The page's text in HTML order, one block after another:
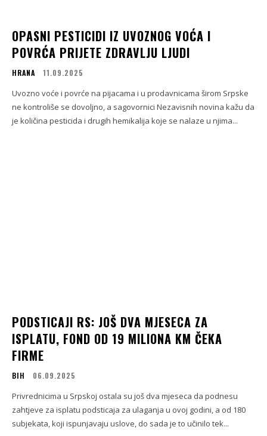
OPASNI PESTICIDI IZ UVOZNOG VOĆA I
POVRĆA PRIJETE ZDRAVLJU LJUDI
HRANA 11.09.2025
Uvozno voće i povrće na pijacama i u prodavnicama širom Srpske
ne kontroliše se dovoljno, a sagovornici Nezavisnih novina kažu da
je količina pesticida i drugih hemikalija koje se nalaze u njima...
PODSTICAJI RS: JOŠ DVA MJESECA ZA
ISPLATU, FOND OD 19 MILIONA KM ČEKA
FIRME
BIH 06.09.2025
Privrednicima u Srpskoj ostala su još dva mjeseca da podnesu
zahtjeve za isplatu podsticaja za ulaganja u ovoj godini, a od 180
subjekata, koji ispunjavaju uslove, do sada je to učinilo tek...